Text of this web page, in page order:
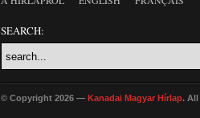
SEARCH:
© Copyright 2026 — Kanadai Magyar Hírlap. All